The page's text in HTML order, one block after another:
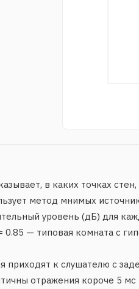
Правая стена
Передняя стена
Передняя стена
Правая стена
Задняя стена
L
Задняя стена
в каких точках
метод мнимых
уровень (дБ) для
— типовая комната с
к слушателю с
отражения короче 5